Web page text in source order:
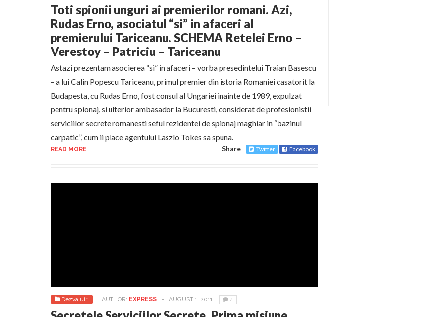
Toti spionii unguri ai premierilor romani. Azi,
Rudas Erno, asociatul “si” in afaceri al
premierului Tariceanu. SCHEMA Retelei Erno –
Verestoy – Patriciu – Tariceanu
Astazi prezentam asocierea “si” in afaceri – vorba presedintelui Traian Basescu
– a lui Calin Popescu Tariceanu, primul premier din istoria Romaniei casatorit la
Budapesta, cu Rudas Erno, fost consul al Ungariei inainte de 1989, expulzat
pentru spionaj, si ulterior ambasador la Bucuresti, considerat de profesionistii
serviciilor secrete romanesti seful rezidentei de spionaj maghiar in “bazinul
carpatic”, cum ii place agentului Laszlo Tokes sa spuna.
READ MORE Share Twitter Facebook
Dezvaluiri AUTHOR: EXPRESS - AUGUST 1, 2011 4